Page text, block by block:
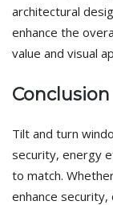
architectural
enhance the
value and visual
Conclusion
Tilt and turn
security, energy
to match.
enhance